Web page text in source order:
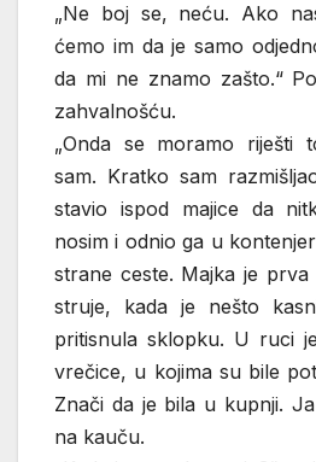
„Ne boj se, neću. Ako
ćemo im da je samo
da mi ne znamo zašto.“
zahvalnošću.
„Onda se moramo riješti
sam. Kratko sam
stavio ispod majice da
nosim i odnio ga u
strane ceste. Majka je prva
struje, kada je nešto
pritisnula sklopku. U ruci
vrečice, u kojima su bile
Znači da je bila u kupnji.
na kauču.